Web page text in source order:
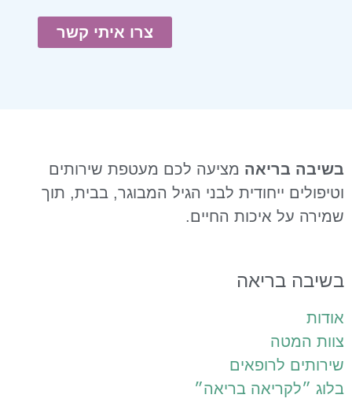
צרו איתי קשר
בריאהמציעה לכם מעטפת שירותים
ייחודית לבני הגיל המבוגר, בבית, תוך
על איכות החיים.
בריאה
המטה
לרופאים
״לקריאה בריאה״